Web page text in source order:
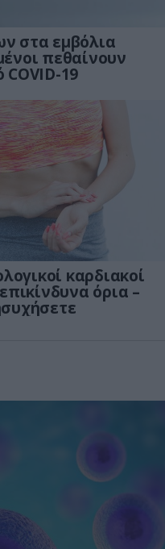
στα εμβόλια
πεθαίνουν
19
καρδιακοί
όρια –